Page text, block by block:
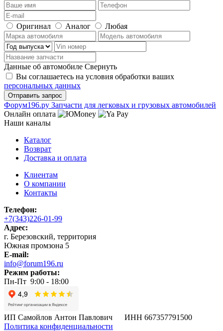
Оригинал Аналог Любая
Данные об автомобиле Свернуть
Вы соглашаетесь на условия обработки ваших
персональных данных
Фoрум196.ру Запчасти для легковых и грузовых автомобилей
Онлайн оплата
Наши каналы
Каталог
Возврат
Доставка и оплата
Клиентам
О компании
Контакты
Телефон:
+7(343)226-01-99
Адрес:
г. Березовский, территория
Южная промзона 5
E-mail:
info@forum196.ru
Режим работы:
Пн-Пт 9:00 - 18:00
ИП Самойлов Антон Павлович ИНН 667357791500
Политика конфиденциальности